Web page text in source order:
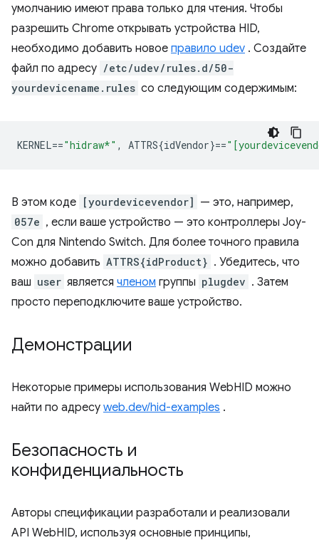
умолчанию имеют права только для чтения. Чтобы
разрешить Chrome открывать устройства HID,
необходимо добавить новое правило udev . Создайте
файл по адресу /etc/udev/rules.d/50-
yourdevicename.rules со следующим содержимым:
KERNEL=="hidraw*" , ATTRS{idVendor}==
В этом коде [yourdevicevendor] — это, например,
057e , если ваше устройство — это контроллеры Joy-
Con для Nintendo Switch. Для более точного правила
можно добавить ATTRS{idProduct} . Убедитесь, что
ваш user является членом группы plugdev . Затем
просто переподключите ваше устройство.
Демонстрации
Некоторые примеры использования WebHID можно
найти по адресу web.dev/hid-examples .
Безопасность и
конфиденциальность
Авторы спецификации разработали и реализовали
API WebHID, используя основные принципы,